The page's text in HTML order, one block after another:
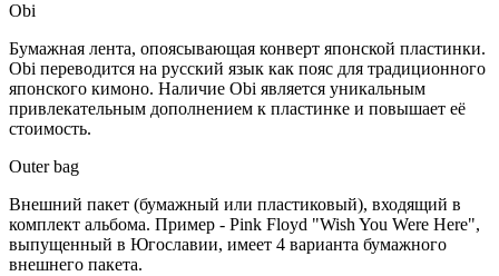
Obi
Бумажная лента, опоясывающая конверт японской пластинки.
Obi переводится на русский язык как пояс для традиционного
японского кимоно. Наличие Obi является уникальным
привлекательным дополнением к пластинке и повышает её
стоимость.
Outer bag
Внешний пакет (бумажный или пластиковый), входящий в
комплект альбома. Пример - Pink Floyd "Wish You Were Here",
выпущенный в Югославии, имеет 4 варианта бумажного
внешнего пакета.